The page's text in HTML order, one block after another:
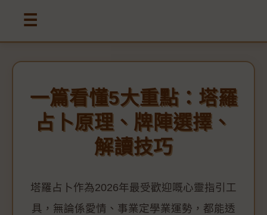
☰
一篇看懂5大重點：塔羅
占卜原理、牌陣選擇、
解讀技巧
塔羅占卜作為2026年最受歡迎嘅心靈指引工
具，無論係愛情、事業定學業運勢，都能透